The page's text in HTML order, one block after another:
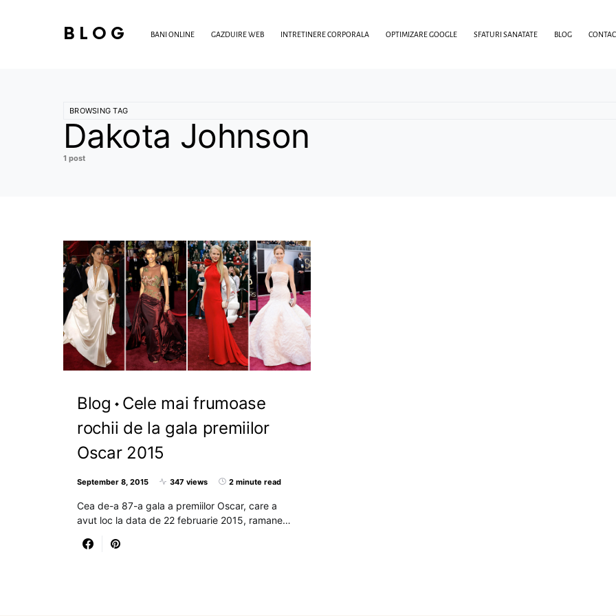
BLOG BANI ONLINE GAZDUIRE WEB INTRETINERE CORPORALA OPTIMIZARE GOOGLE SFATURI SANATATE BLOG
BROWSING TAG
Dakota Johnson
1 post
Blog
Cele mai frumoase
rochii de la gala premiilor
Oscar 2015
September 8, 2015 347 views 2 minute read
Cea de-a 87-a gala a premiilor Oscar, care a
avut loc la data de 22 februarie 2015, ramane…